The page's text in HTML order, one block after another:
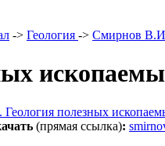
-> Геология -> Смирнов
полезных
(прямая ссылка):